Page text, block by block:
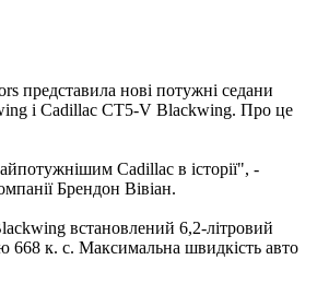
представила нові потужні седани
і Cadillac CT5-V Blackwing. Про це
Cadillac в історії", -
Брендон Вівіан.
встановлений 6,2-літровий
668 к. с. Максимальна швидкість авто